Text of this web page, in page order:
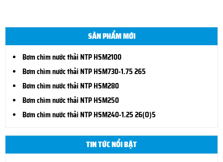
SẢN PHẨM MỚI
Bơm chìm nước thải NTP HSM2100
Bơm chìm nước thải NTP HSM730-1.75 265
Bơm chìm nước thải NTP HSM280
Bơm chìm nước thải NTP HSM250
Bơm chìm nước thải NTP HSM240-1.25 26(O)5
TIN TỨC NỔI BẬT